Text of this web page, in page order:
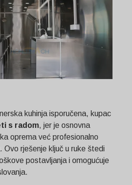
kuhinja isporučena, kupac
s radom, jer je osnovna
oprema već profesionalno
Ovo rješenje ključ u ruke štedi
postavljanja i omogućuje